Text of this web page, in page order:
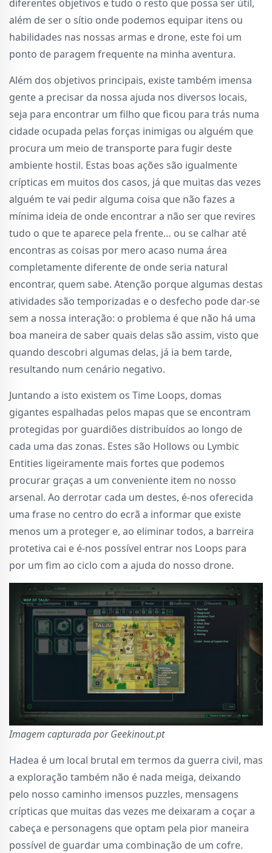
diferentes objetivos e tudo o resto que possa ser útil,
além de ser o sítio onde podemos equipar itens ou
habilidades nas nossas armas e drone, este foi um
ponto de paragem frequente na minha aventura.
Além dos objetivos principais, existe também imensa
gente a precisar da nossa ajuda nos diversos locais,
seja para encontrar um filho que ficou para trás numa
cidade ocupada pelas forças inimigas ou alguém que
procura um meio de transporte para fugir deste
ambiente hostil. Estas boas ações são igualmente
crípticas em muitos dos casos, já que muitas das vezes
alguém te vai pedir alguma coisa que não fazes a
mínima ideia de onde encontrar a não ser que revires
tudo o que te aparece pela frente… ou se calhar até
encontras as coisas por mero acaso numa área
completamente diferente de onde seria natural
encontrar, quem sabe. Atenção porque algumas destas
atividades são temporizadas e o desfecho pode dar-se
sem a nossa interação: o problema é que não há uma
boa maneira de saber quais delas são assim, visto que
quando descobri algumas delas, já ia bem tarde,
resultando num cenário negativo.
Juntando a isto existem os Time Loops, domas
gigantes espalhadas pelos mapas que se encontram
protegidas por guardiões distribuídos ao longo de
cada uma das zonas. Estes são Hollows ou Lymbic
Entities ligeiramente mais fortes que podemos
procurar graças a um conveniente item no nosso
arsenal. Ao derrotar cada um destes, é-nos oferecida
uma frase no centro do ecrã a informar que existe
menos um a proteger e, ao eliminar todos, a barreira
protetiva cai e é-nos possível entrar nos Loops para
por um fim ao ciclo com a ajuda do nosso drone.
Imagem capturada por Geekinout.pt
Hadea é um local brutal em termos da guerra civil, mas
a exploração também não é nada meiga, deixando
pelo nosso caminho imensos puzzles, mensagens
crípticas que muitas das vezes me deixaram a coçar a
cabeça e personagens que optam pela pior maneira
possível de guardar uma combinação de um cofre.